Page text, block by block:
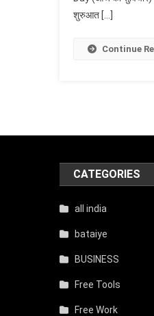
शुरुआत […]
Continue
CATEGORIES
all india
bataiye
BUSINESS
Free Tools
Free Work